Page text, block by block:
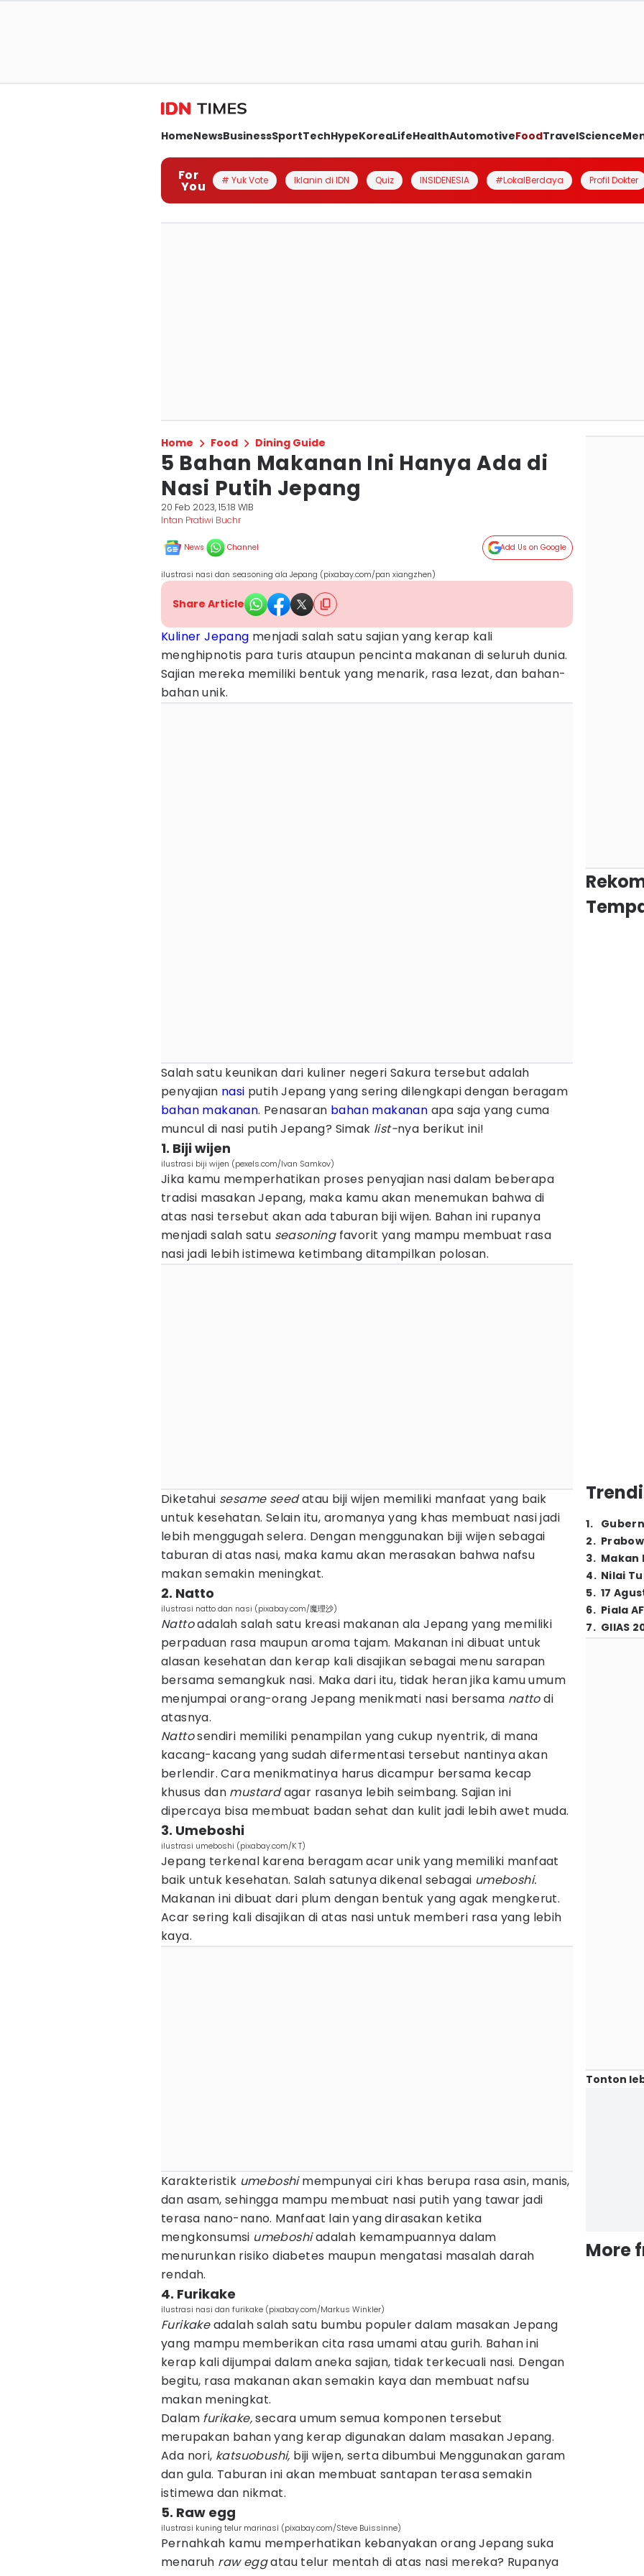
HomeNewsBusinessSportTechHypeKoreaLifeHealthAutomotiveFoodTravelScience
For
You # Yuk Vote Iklanin di IDN Quiz INSIDENESIA #LokalBerdaya Profil Dokter
Home Food Dining Guide
5 Bahan Makanan Ini Hanya Ada di
Nasi Putih Jepang
20 Feb 2023, 15:18 WIB
Intan Pratiwi Buchr
News Channel Add Us on Google
ilustrasi nasi dan seasoning ala Jepang (pixabay.com/pan xiangzhen)
Share Article
Kuliner Jepang menjadi salah satu sajian yang kerap kali
menghipnotis para turis ataupun pencinta makanan di seluruh dunia.
Sajian mereka memiliki bentuk yang menarik, rasa lezat, dan bahan-
bahan unik.
Salah satu keunikan dari kuliner negeri Sakura tersebut adalah
penyajian nasi putih Jepang yang sering dilengkapi dengan beragam
bahan makanan. Penasaran bahan makanan apa saja yang cuma
muncul di nasi putih Jepang? Simak list-nya berikut ini!
1. Biji wijen
ilustrasi biji wijen (pexels.com/Ivan Samkov)
Jika kamu memperhatikan proses penyajian nasi dalam beberapa
tradisi masakan Jepang, maka kamu akan menemukan bahwa di
atas nasi tersebut akan ada taburan biji wijen. Bahan ini rupanya
menjadi salah satu seasoningfavorit yang mampu membuat rasa
nasi jadi lebih istimewa ketimbang ditampilkan polosan.
Diketahui sesame seedatau biji wijen memiliki manfaat yang baik
untuk kesehatan. Selain itu, aromanya yang khas membuat nasi jadi
lebih menggugah selera. Dengan menggunakan biji wijen sebagai
taburan di atas nasi, maka kamu akan merasakan bahwa nafsu
makan semakin meningkat.
2. Natto
ilustrasi natto dan nasi (pixabay.com/魔理沙)
Nattoadalah salah satu kreasi makanan ala Jepang yang memiliki
perpaduan rasa maupun aroma tajam. Makanan ini dibuat untuk
alasan kesehatan dan kerap kali disajikan sebagai menu sarapan
bersama semangkuk nasi. Maka dari itu, tidak heran jika kamu umum
menjumpai orang-orang Jepang menikmati nasi bersama nattodi
atasnya.
Nattosendiri memiliki penampilan yang cukup nyentrik, di mana
kacang-kacang yang sudah difermentasi tersebut nantinya akan
berlendir. Cara menikmatinya harus dicampur bersama kecap
khusus dan mustardagar rasanya lebih seimbang. Sajian ini
dipercaya bisa membuat badan sehat dan kulit jadi lebih awet muda.
3. Umeboshi
ilustrasi umeboshi (pixabay.com/K T)
Jepang terkenal karena beragam acar unik yang memiliki manfaat
baik untuk kesehatan. Salah satunya dikenal sebagai umeboshi.
Makanan ini dibuat dari plum dengan bentuk yang agak mengkerut.
Acar sering kali disajikan di atas nasi untuk memberi rasa yang lebih
kaya.
Karakteristik umeboshimempunyai ciri khas berupa rasa asin, manis,
dan asam, sehingga mampu membuat nasi putih yang tawar jadi
terasa nano-nano. Manfaat lain yang dirasakan ketika
mengkonsumsi umeboshiadalah kemampuannya dalam
menurunkan risiko diabetes maupun mengatasi masalah darah
rendah.
4. Furikake
ilustrasi nasi dan furikake (pixabay.com/Markus Winkler)
Furikakeadalah salah satu bumbu populer dalam masakan Jepang
yang mampu memberikan cita rasa umami atau gurih. Bahan ini
kerap kali dijumpai dalam aneka sajian, tidak terkecuali nasi. Dengan
begitu, rasa makanan akan semakin kaya dan membuat nafsu
makan meningkat.
Dalam furikake,secara umum semua komponen tersebut
merupakan bahan yang kerap digunakan dalam masakan Jepang.
Ada nori, katsuobushi, biji wijen, serta dibumbui Menggunakan garam
dan gula. Taburan ini akan membuat santapan terasa semakin
istimewa dan nikmat.
5. Raw egg
ilustrasi kuning telur marinasi (pixabay.com/Steve Buissinne)
Pernahkah kamu memperhatikan kebanyakan orang Jepang suka
menaruh raw eggatau telur mentah di atas nasi mereka? Rupanya
1.
2.
3. Makan
4. Nilai
5. 17
6. Piala
7. GIIAS
Tonton
More